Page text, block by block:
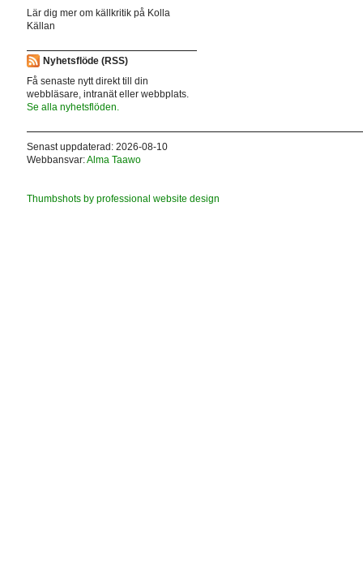
Lär dig mer om källkritik på Kolla
Källan
Nyhetsflöde (RSS)
Få senaste nytt direkt till din
webbläsare, intranät eller webbplats.
Se alla nyhetsflöden.
Senast uppdaterad: 2026-08-10
Webbansvar:Alma Taawo
Thumbshots by professional website design